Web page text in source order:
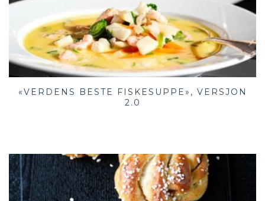
«VERDENS BESTE FISKESUPPE», VERSJON
2.0